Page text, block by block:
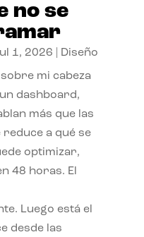
no se
1, 2026 Diseño
mi cabeza
dashboard,
más que las
a qué se
optimizar,
48 horas. El
Luego está el
desde las